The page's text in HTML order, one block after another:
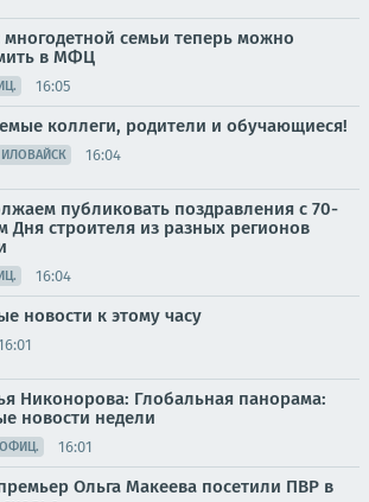
многодетной семьи теперь можно
в МФЦ
16:05
коллеги, родители и обучающиеся!
ИЛОВАЙСК 16:04
публиковать поздравления с 70-
Дня строителя из разных регионов
16:04
новости к этому часу
Никонорова: Глобальная панорама:
новости недели
ОФИЦ. 16:01
Ольга Макеева посетили ПВР в